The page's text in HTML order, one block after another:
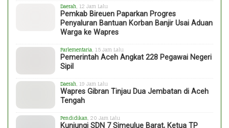
Daerah , 12 Jam Lalu
Pemkab Bireuen Paparkan Progres
Penyaluran Bantuan Korban Banjir Usai Aduan
Warga ke Wapres
Parlementaria , 15 Jam Lalu
Pemerintah Aceh Angkat 228 Pegawai Negeri
Sipil
Daerah , 19 Jam Lalu
Wapres Gibran Tinjau Dua Jembatan di Aceh
Tengah
Pendidikan , 20 Jam Lalu
Kunjungi SDN 7 Simeulue Barat, Ketua TP